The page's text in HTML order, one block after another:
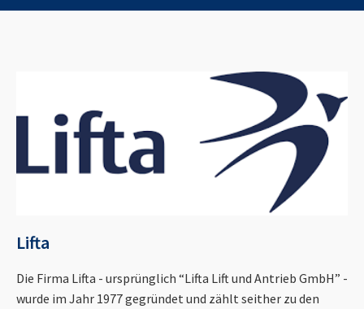
Lifta
Die Firma Lifta - ursprünglich “Lifta Lift und Antrieb GmbH” -
wurde im Jahr 1977 gegründet und zählt seither zu den